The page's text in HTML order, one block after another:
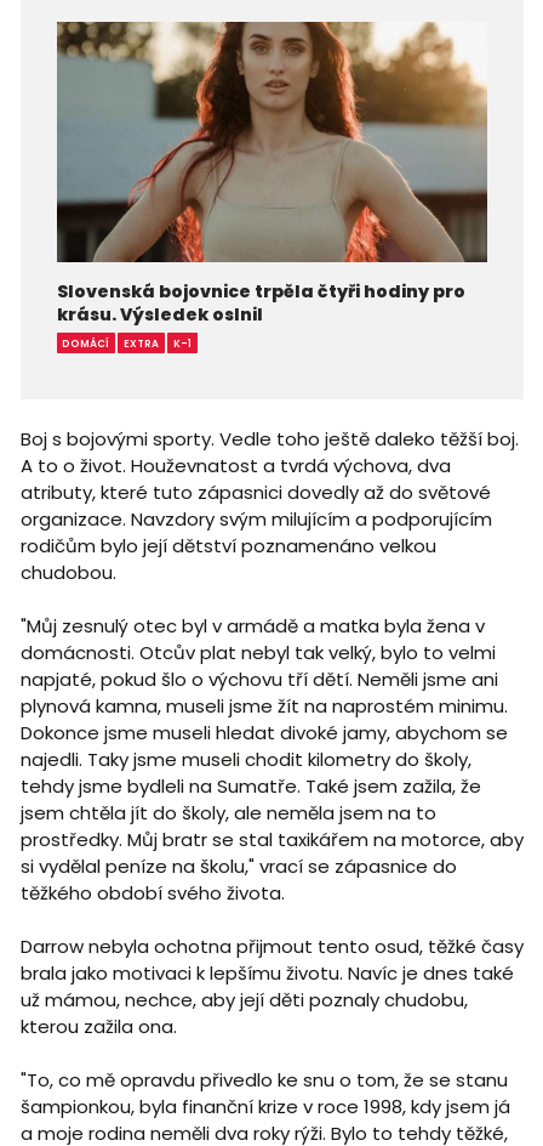
Slovenská bojovnice trpěla čtyři hodiny pro
krásu. Výsledek oslnil
DOMÁCÍ EXTRA K-1
Boj s bojovými sporty. Vedle toho ještě daleko těžší boj.
A to o život. Houževnatost a tvrdá výchova, dva
atributy, které tuto zápasnici dovedly až do světové
organizace. Navzdory svým milujícím a podporujícím
rodičům bylo její dětství poznamenáno velkou
chudobou.
"Můj zesnulý otec byl v armádě a matka byla žena v
domácnosti. Otcův plat nebyl tak velký, bylo to velmi
napjaté, pokud šlo o výchovu tří dětí. Neměli jsme ani
plynová kamna, museli jsme žít na naprostém minimu.
Dokonce jsme museli hledat divoké jamy, abychom se
najedli. Taky jsme museli chodit kilometry do školy,
tehdy jsme bydleli na Sumatře. Také jsem zažila, že
jsem chtěla jít do školy, ale neměla jsem na to
prostředky. Můj bratr se stal taxikářem na motorce, aby
si vydělal peníze na školu," vrací se zápasnice do
těžkého období svého života.
Darrow nebyla ochotna přijmout tento osud, těžké časy
brala jako motivaci k lepšímu životu. Navíc je dnes také
už mámou, nechce, aby její děti poznaly chudobu,
kterou zažila ona.
"To, co mě opravdu přivedlo ke snu o tom, že se stanu
šampionkou, byla finanční krize v roce 1998, kdy jsem já
a moje rodina neměli dva roky rýži. Bylo to tehdy těžké,